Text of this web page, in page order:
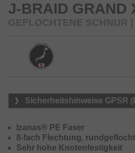
Abriebsfestigkeit und
speziellen Herstellungsprozess,
Grand X8 während der Produktion
Braid Grand X8 ist sehr weich und
Oberflächenbeschichtung auch
– sie ist etwas steifer als die J-
Erhältlich in den Farben: hellgrau,
J-BRAID GRAND
GEFLOCHTENE SCHNUR
Sicherheitshinweise GPSR
Izanas® PE Faser
8-fach Flechtung,
Sehr hohe Knotenfestigkeit